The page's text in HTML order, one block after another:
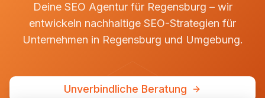
Deine SEO Agentur für Regensburg – wir
entwickeln nachhaltige SEO-Strategien für
Unternehmen in Regensburg und Umgebung.
Unverbindliche Beratung